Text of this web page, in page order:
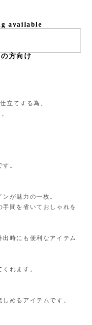
available
方向け
立てする為、
。
が魅力の一枚。
間を省いておしゃれを
時にも便利なアイテム
れます。
めるアイテムです。